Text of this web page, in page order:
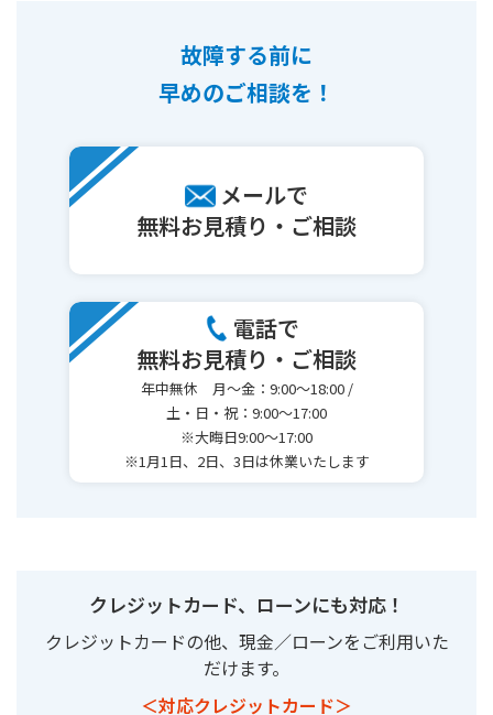
故障する前に
早めのご相談を！
メールで
無料お見積り・ご相談
電話で
無料お見積り・ご相談
年中無休 月～金：9:00～18:00 /
土・日・祝：9:00～17:00
※大晦日9:00～17:00
※1月1日、2日、3日は休業いたします
クレジットカード、ローンにも対応！
クレジットカードの他、現金／ローンをご利用いた
だけます。
＜対応クレジットカード＞